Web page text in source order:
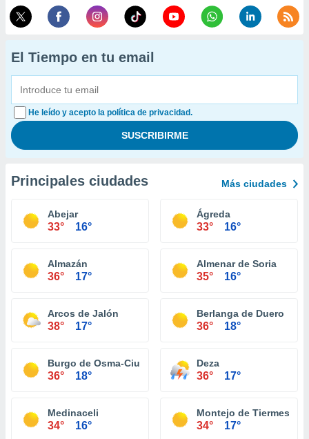
El Tiempo en tu email
He leído y acepto la política de privacidad.
Principales ciudades Más ciudades
Abejar
33° 16°
Ágreda
33° 16°
Almazán
36° 17°
Almenar de Soria
35° 16°
Arcos de Jalón
38° 17°
Berlanga de Duero
36° 18°
Burgo de Osma-Ciudad de Osma
36° 18°
Deza
36° 17°
Medinaceli
34° 16°
Montejo de Tiermes
34° 17°